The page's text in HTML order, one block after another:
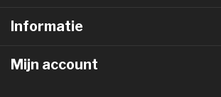
Informatie
Mijn account